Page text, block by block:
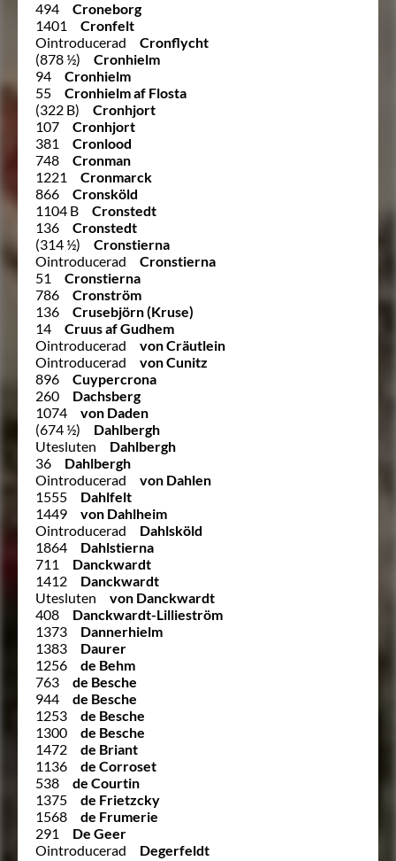
494
Croneborg
1401
Cronfelt
Ointroducerad
Cronflycht
(878 ½)
Cronhielm
94
Cronhielm
55
Cronhielm af Flosta
(322 B)
Cronhjort
107
Cronhjort
381
Cronlood
748
Cronman
1221
Cronmarck
866
Cronsköld
1104 B
Cronstedt
136
Cronstedt
(314 ½)
Cronstierna
Ointroducerad
Cronstierna
51
Cronstierna
786
Cronström
136
Crusebjörn (Kruse)
14
Cruus af Gudhem
Ointroducerad
von Cräutlein
Ointroducerad
von Cunitz
896
Cuypercrona
260
Dachsberg
1074
von Daden
(674 ½)
Dahlbergh
Utesluten
Dahlbergh
36
Dahlbergh
Ointroducerad
von Dahlen
1555
Dahlfelt
1449
von Dahlheim
Ointroducerad
Dahlsköld
1864
Dahlstierna
711
Danckwardt
1412
Danckwardt
Utesluten
von Danckwardt
408
Danckwardt-Lillieström
1373
Dannerhielm
1383
Daurer
1256
de Behm
763
de Besche
944
de Besche
1253
de Besche
1300
de Besche
1472
de Briant
1136
de Corroset
538
de Courtin
1375
de Frietzcky
1568
de Frumerie
291
De Geer
Ointroducerad
Degerfeldt